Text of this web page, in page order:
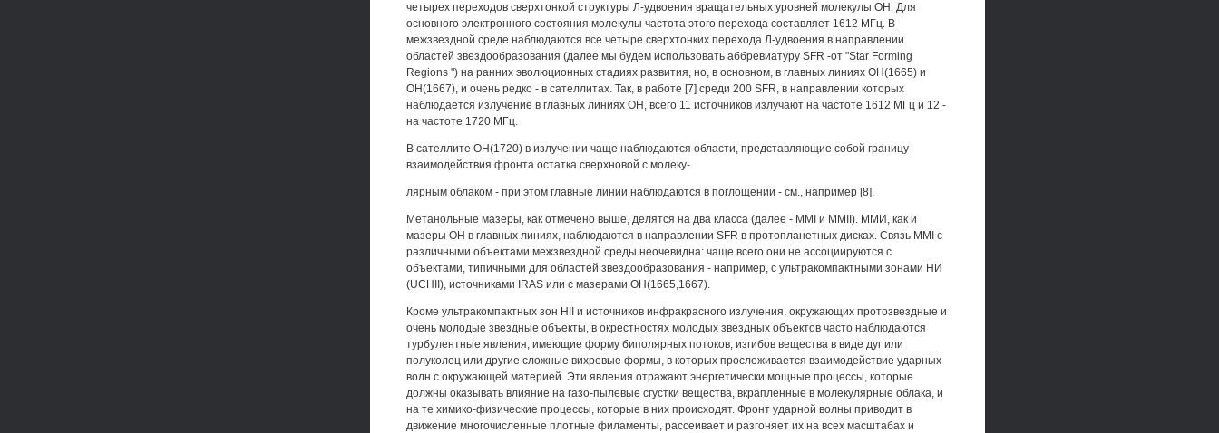
четырех переходов сверхтонкой структуры Л-удвоения вращательных уровней молекулы ОН. Для
основного электронного состояния молекулы частота этого перехода составляет 1612 МГц. В
межзвездной среде наблюдаются все четыре сверхтонких перехода Л-удвоения в направлении
областей звездообразования (далее мы будем использовать аббревиатуру SFR -от "Star Forming
Regions ") на ранних эволюционных стадиях развития, но, в основном, в главных линиях ОН(1665) и
ОН(1667), и очень редко - в сателлитах. Так, в работе [7] среди 200 SFR, в направлении которых
наблюдается излучение в главных линиях ОН, всего 11 источников излучают на частоте 1612 МГц и 12 -
на частоте 1720 МГц.
В сателлите ОН(1720) в излучении чаще наблюдаются области, представляющие собой границу
взаимодействия фронта остатка сверхновой с молеку-
лярным облаком - при этом главные линии наблюдаются в поглощении - см., например [8].
Метанольные мазеры, как отмечено выше, делятся на два класса (далее - MMI и MMII). ММИ, как и
мазеры ОН в главных линиях, наблюдаются в направлении SFR в протопланетных дисках. Связь MMI с
различными объектами межзвездной среды неочевидна: чаще всего они не ассоциируются с
объектами, типичными для областей звездообразования - например, с ультракомпактными зонами НИ
(UCHII), источниками IRAS или с мазерами ОН(1665,1667).
Кроме ультракомпактных зон HII и источников инфракрасного излучения, окружающих протозвездные и
очень молодые звездные объекты, в окрестностях молодых звездных объектов часто наблюдаются
турбулентные явления, имеющие форму биполярных потоков, изгибов вещества в виде дуг или
полуколец или другие сложные вихревые формы, в которых прослеживается взаимодействие ударных
волн с окружающей материей. Эти явления отражают энергетически мощные процессы, которые
должны оказывать влияние на газо-пылевые сгустки вещества, вкрапленные в молекулярные облака, и
на те химико-физические процессы, которые в них происходят. Фронт ударной волны приводит в
движение многочисленные плотные филаменты, рассеивает и разгоняет их на всех масштабах и